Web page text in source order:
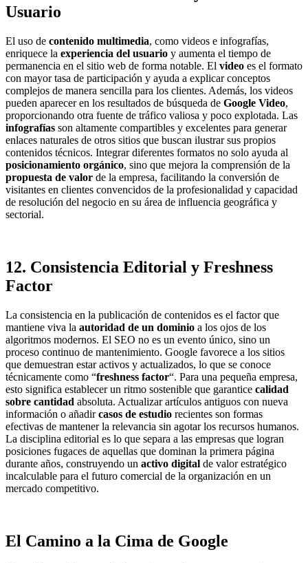
Usuario
El uso de contenido multimedia, como videos e infografías,
enriquece la experiencia del usuario y aumenta el tiempo de
permanencia en el sitio web de forma notable. El video es el formato
con mayor tasa de participación y ayuda a explicar conceptos
complejos de manera sencilla para los clientes. Además, los videos
pueden aparecer en los resultados de búsqueda de Google Video,
proporcionando otra fuente de tráfico valiosa y poco explotada. Las
infografías son altamente compartibles y excelentes para generar
enlaces naturales de otros sitios que buscan ilustrar sus propios
contenidos técnicos. Integrar diferentes formatos no solo ayuda al
posicionamiento orgánico, sino que mejora la comprensión de la
propuesta de valor de la empresa, facilitando la conversión de
visitantes en clientes convencidos de la profesionalidad y capacidad
de resolución del negocio en su área de influencia geográfica y
sectorial.
12. Consistencia Editorial y Freshness
Factor
La consistencia en la publicación de contenidos es el factor que
mantiene viva la autoridad de un dominio a los ojos de los
algoritmos modernos. El SEO no es un evento único, sino un
proceso continuo de mantenimiento. Google favorece a los sitios
que demuestran estar activos y actualizados, lo que se conoce
técnicamente como “freshness factor“. Para una pequeña empresa,
esto significa establecer un ritmo sostenible que garantice calidad
sobre cantidad absoluta. Actualizar artículos antiguos con nueva
información o añadircasos de estudio recientes son formas
efectivas de mantener la relevancia sin agotar los recursos humanos.
La disciplina editorial es lo que separa a las empresas que logran
posiciones fugaces de aquellas que dominan la primera página
durante años, construyendo un activo digital de valor estratégico
incalculable para el futuro comercial de la organización en un
mercado competitivo.
El Camino a la Cima de Google